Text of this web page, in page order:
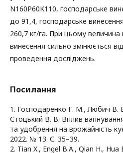
N160P60K110, господарське
до 91,4, господарське
260,7 кг/га. При цьому величина
винесення сильно змінюється
проведення досліджень.
Посилання
1. Господаренко Г. М., Любич В.
Стоцький В. В. Вплив
та удобрення на врожайність
2022. № 13. С. 35–39.
2. Tian X., Engel B.A., Qian H., Hua